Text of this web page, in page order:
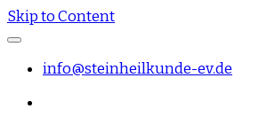
Skip to Content
info@steinheilkunde-ev.de